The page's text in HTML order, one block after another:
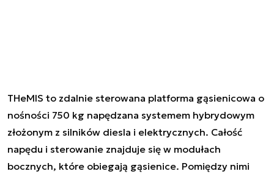
THeMIS to zdalnie sterowana platforma gąsienicowa o
nośności 750 kg napędzana systemem hybrydowym
złożonym z silników diesla i elektrycznych. Całość
napędu i sterowanie znajduje się w modułach
bocznych, które obiegają gąsienice. Pomiędzy nimi